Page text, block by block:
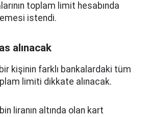
toplam limit hesabında
istendi.
alınacak
kişinin farklı bankalardaki tüm
limiti dikkate alınacak.
liranın altında olan kart